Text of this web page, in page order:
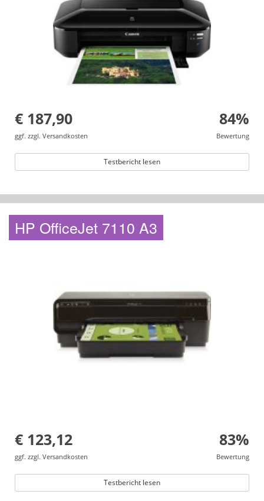
€ 187,90
ggf. zzgl. Versandkosten
84%
Bewertung
Testbericht lesen
HP OfficeJet 7110 A3
€ 123,12
ggf. zzgl. Versandkosten
83%
Bewertung
Testbericht lesen